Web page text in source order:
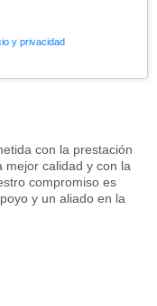
y privacidad
con la prestación
mejor calidad y con la
compromiso es
y un aliado en la